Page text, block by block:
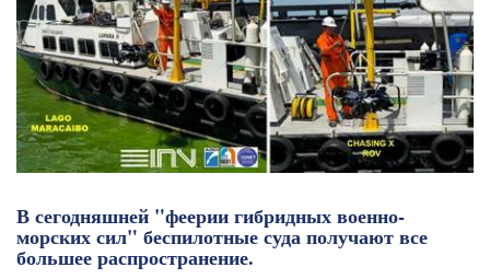
В сегодняшней "феерии гибридных военно-
морских сил" беспилотные суда получают все
большее распространение.